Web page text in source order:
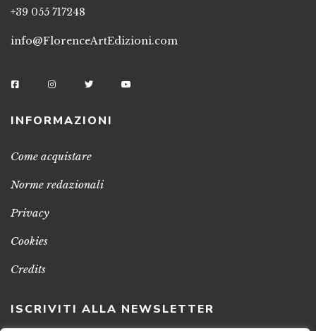
+39 055 717248
info@FlorenceArtEdizioni.com
INFORMAZIONI
Come acquistare
Norme redazionali
Privacy
Cookies
Credits
ISCRIVITI ALLA NEWSLETTER